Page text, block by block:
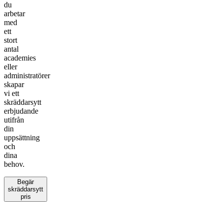
du
arbetar
med
ett
stort
antal
academies
eller
administratörer
skapar
vi ett
skräddarsytt
erbjudande
utifrån
din
uppsättning
och
dina
behov.
Begär
skräddarsytt
pris